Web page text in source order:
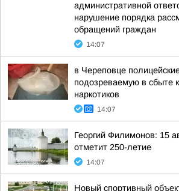
административной
нарушение порядка
обращений граждан
14:07
в Череповце
подозреваемую в сбыте
наркотиков
14:07
Георгий Филимонов: 15
отметит 250-летие
14:07
Новый спортивный